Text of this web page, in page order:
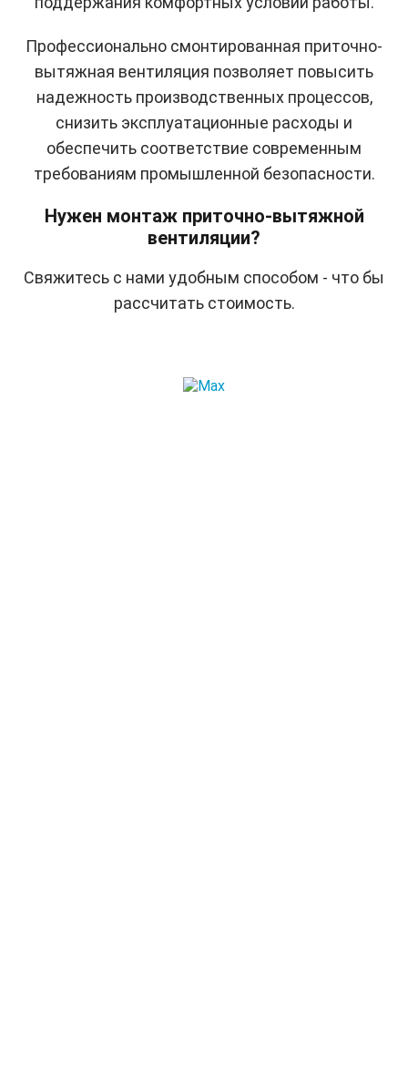
Профессионально смонтированная приточно-
вытяжная вентиляция позволяет повысить
надежность производственных процессов,
снизить эксплуатационные расходы и
обеспечить соответствие современным
требованиям промышленной безопасности.
Нужен монтаж приточно-вытяжной
вентиляции?
Свяжитесь с нами удобным способом - что бы
рассчитать стоимость.